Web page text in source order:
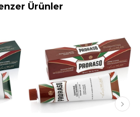
katı çubuklardan estetik şekiller
daha ağır ve dayanıklı olan reçine dokusuyla
seçkiler eşleştirilir.
KULLANILIR?
Kusursuz bir geleneksel ıslak tıraş
veya sonrasında tıraş olun.
sakalları tıraşa hazırlamak için cildinize
tıraş fırçasıyla uygulanması
atılmasına yardımcı olurken
bir tıraşa hazırlar. Ayrıca mümkünse,
Ürünler